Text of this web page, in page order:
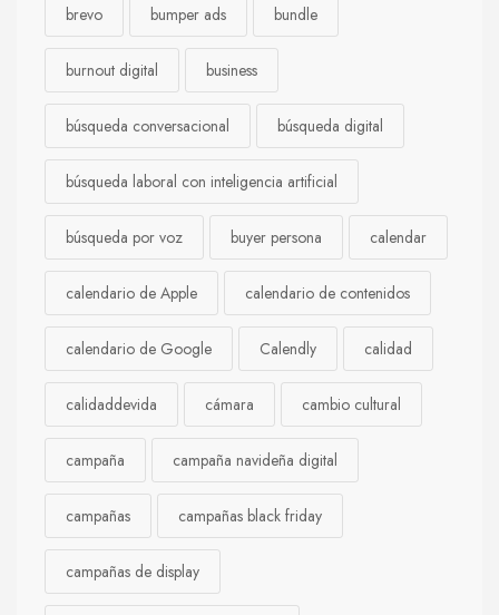
brevo bumper ads bundle
burnout digital business
búsqueda conversacional búsqueda digital
búsqueda laboral con inteligencia artificial
búsqueda por voz buyer persona calendar
calendario de Apple calendario de contenidos
calendario de Google Calendly calidad
calidaddevida cámara cambio cultural
campaña campaña navideña digital
campañas campañas black friday
campañas de display